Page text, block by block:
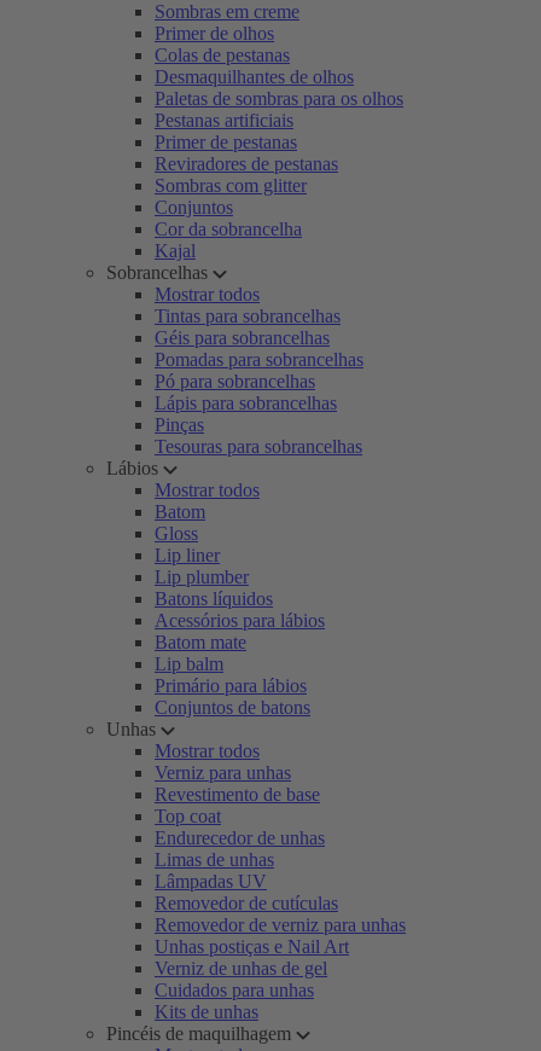
Sombras em creme
Primer de olhos
Colas de pestanas
Desmaquilhantes de olhos
Paletas de sombras para os olhos
Pestanas artificiais
Primer de pestanas
Reviradores de pestanas
Sombras com glitter
Conjuntos
Cor da sobrancelha
Kajal
Sobrancelhas
Mostrar todos
Tintas para sobrancelhas
Géis para sobrancelhas
Pomadas para sobrancelhas
Pó para sobrancelhas
Lápis para sobrancelhas
Pinças
Tesouras para sobrancelhas
Lábios
Mostrar todos
Batom
Gloss
Lip liner
Lip plumber
Batons líquidos
Acessórios para lábios
Batom mate
Lip balm
Primário para lábios
Conjuntos de batons
Unhas
Mostrar todos
Verniz para unhas
Revestimento de base
Top coat
Endurecedor de unhas
Limas de unhas
Lâmpadas UV
Removedor de cutículas
Removedor de verniz para unhas
Unhas postiças e Nail Art
Verniz de unhas de gel
Cuidados para unhas
Kits de unhas
Pincéis de maquilhagem